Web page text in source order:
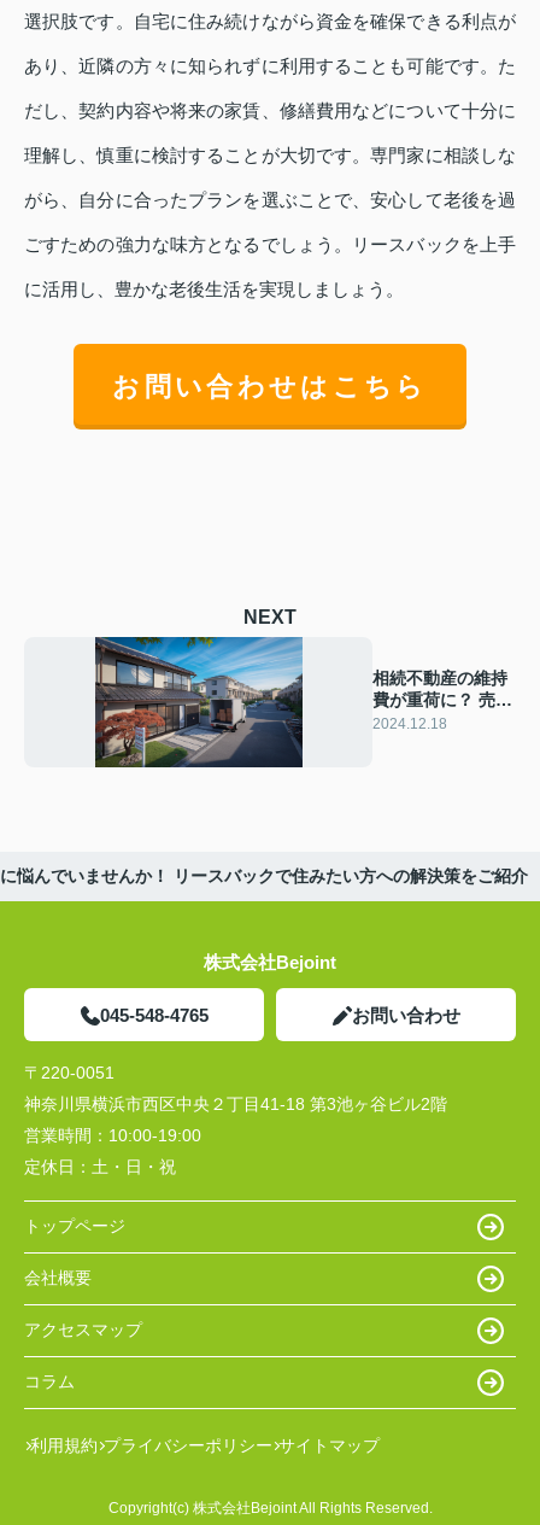
選択肢です。自宅に住み続けながら資金を確保できる利点が
あり、近隣の方々に知られずに利用することも可能です。た
だし、契約内容や将来の家賃、修繕費用などについて十分に
理解し、慎重に検討することが大切です。専門家に相談しな
がら、自分に合ったプランを選ぶことで、安心して老後を過
ごすための強力な味方となるでしょう。リースバックを上手
に活用し、豊かな老後生活を実現しましょう。
お問い合わせはこちら
NEXT
相続不動産の維持
費が重荷に？ 売却
のメリットデメリ
2024.12.18
悩んでいませんか！ リースバックで住みたい方への解決策をご紹介
株式会社Bejoint
045-548-4765 お問い合わせ
〒220-0051
神奈川県横浜市西区中央２丁目41-18 第3池ヶ谷ビル2階
営業時間： 10:00-19:00
定休日： 土・日・祝
トップページ
会社概要
アクセスマップ
コラム
利用規約 プライバシーポリシー サイトマップ
Copyright(c) 株式会社Bejoint All Rights Reserved.